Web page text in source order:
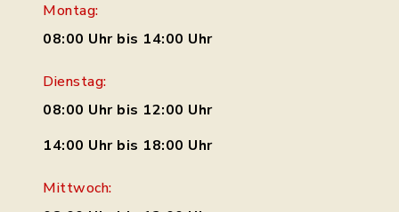
Montag:
08:00 Uhr bis 14:00 Uhr
Dienstag:
08:00 Uhr bis 12:00 Uhr
14:00 Uhr bis 18:00 Uhr
Mittwoch: